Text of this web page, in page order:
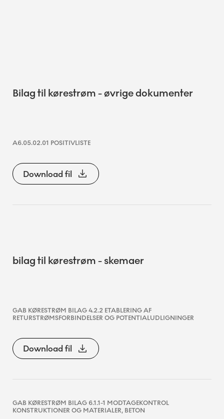
Bilag til kørestrøm - øvrige dokumenter
A6.05.02.01 POSITIVLISTE
Download fil
bilag til kørestrøm - skemaer
GAB KØRESTRØM BILAG 4.2.2 ETABLERING AF
RETURSTRØMSFORBINDELSER OG POTENTIALUDLIGNINGER
Download fil
GAB KØRESTRØM BILAG 6.1.1-1 MODTAGEKONTROL
KONSTRUKTIONER OG MATERIALER, BETON